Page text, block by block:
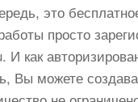
это
просто
И как
Вы можете